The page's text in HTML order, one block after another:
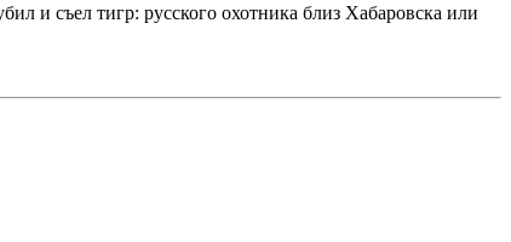
и съел тигр: русского охотника близ Хабаровска или